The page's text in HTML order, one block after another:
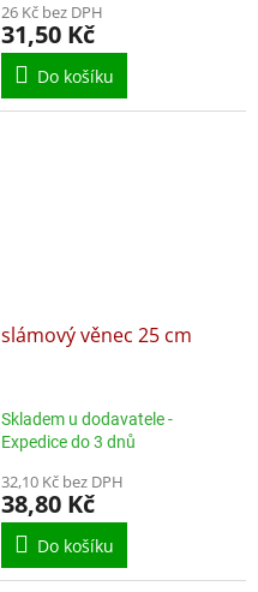
26 Kč bez DPH
31,50 Kč
Do košíku
slámový věnec 25 cm
Skladem u dodavatele -
Expedice do 3 dnů
32,10 Kč bez DPH
38,80 Kč
Do košíku